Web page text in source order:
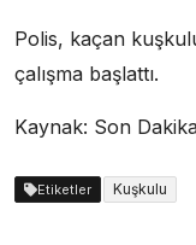
Polis, kaçan
çalışma başlattı.
Kaynak: Son
Etiketler Kuşkulu